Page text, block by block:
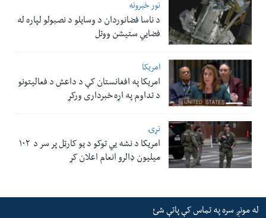
نور خبرونه
د ناسا فضانوردان د وسایلو د نصبولو لپاره له
فضایي ستیشن ووتل
امریکا
امریکا په افغانستان کې د داعش د فعالیتونو
د تداوم په اړه خبرداری ورکړ
نړۍ
امریکا د نشه یي توکو د یو کارټل پر سر د ۱۰۲
میلیون ډالرو انعام اعلان کړ
له مونږ سره په تماس کې پاتې شئ